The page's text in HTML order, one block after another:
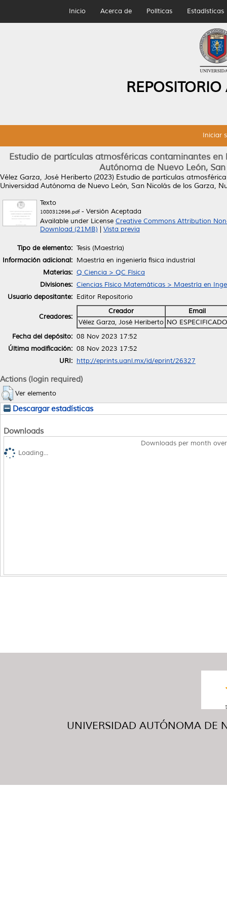
Inicio Acerca de Políticas Estadísticas
Iniciar
Estudio de partículas atmosféricas contaminantes
Autónoma de Nuevo León,
Vélez Garza, José Heriberto (2023) Estudio de partículas
Universidad Autónoma de Nuevo León, San Nicolás de los Garza,
Texto
1080312696.pdf- Versión Aceptada
Available under License Creative Commons Attribution
Download (21MB)
Vista previa
Tipo de elemento: Tesis (Maestría)
Información adicional: Maestría en ingeniería física industrial
Materias: Q Ciencia > QC Física
Divisiones: Ciencias Físico Matemáticas > Maestría en
Usuario depositante: Editor Repositorio
Creadores:
Creador
Email
Vélez Garza, José Heriberto NO ESPECIFICADO
Fecha del depósito: 08 Nov 2023 17:52
Última modificación: 08 Nov 2023 17:52
URI: http://eprints.uanl.mx/id/eprint/26327
Actions (login required)
Ver elemento
Descargar estadísticas
Downloads
Downloads per month
Loading...
UNIVERSIDAD AUTÓNOMA DE